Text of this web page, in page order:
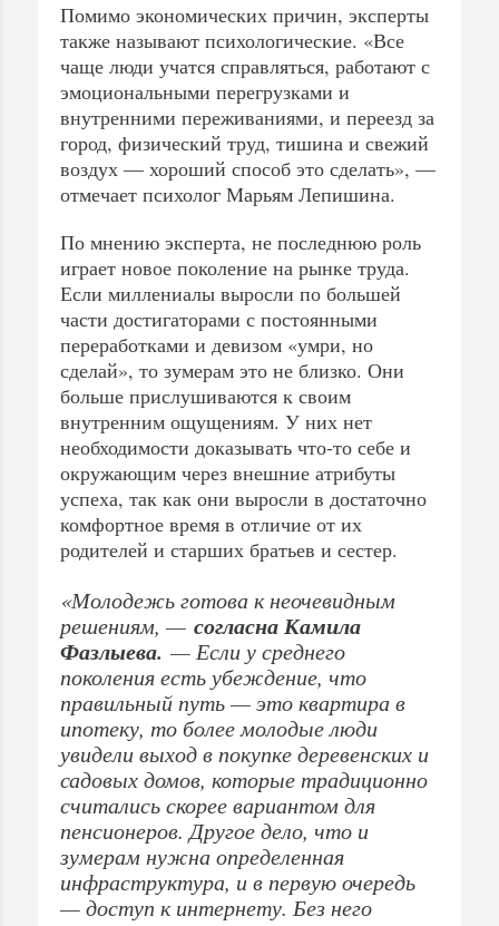
Помимо экономических причин, эксперты
также называют психологические. «Все
чаще люди учатся справляться, работают с
эмоциональными перегрузками и
внутренними переживаниями, и переезд за
город, физический труд, тишина и свежий
воздух — хороший способ это сделать», —
отмечает психолог Марьям Лепишина.
По мнению эксперта, не последнюю роль
играет новое поколение на рынке труда.
Если миллениалы выросли по большей
части достигаторами с постоянными
переработками и девизом «умри, но
сделай», то зумерам это не близко. Они
больше прислушиваются к своим
внутренним ощущениям. У них нет
необходимости доказывать что-то себе и
окружающим через внешние атрибуты
успеха, так как они выросли в достаточно
комфортное время в отличие от их
родителей и старших братьев и сестер.
«Молодежь готова к неочевидным
решениям, — согласна Камила
Фазлыева. — Если у среднего
поколения есть убеждение, что
правильный путь — это квартира в
ипотеку, то более молодые люди
увидели выход в покупке деревенских и
садовых домов, которые традиционно
считались скорее вариантом для
пенсионеров. Другое дело, что и
зумерам нужна определенная
инфраструктура, и в первую очередь
— доступ к интернету. Без него